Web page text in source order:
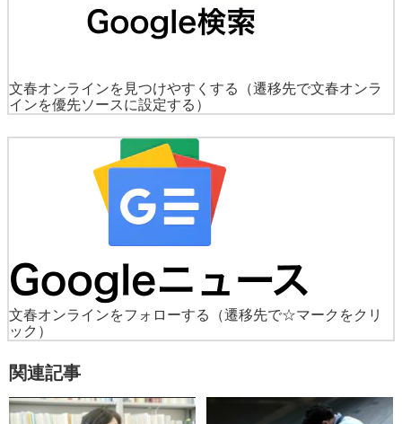
文春オンラインを見つけやすくする
（遷移先で文春オンラ
インを優先ソースに設定する）
文春オンラインをフォローする
（遷移先で☆マークをクリ
ック）
関連記事